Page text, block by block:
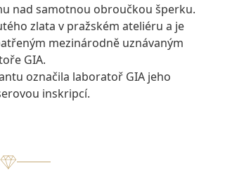
nad samotnou obroučkou šperku.
zlata v pražském ateliéru a je
mezinárodně uznávaným
GIA.
označila laboratoř GIA jeho
inskripcí.